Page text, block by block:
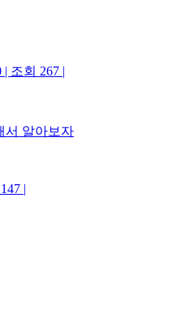
| 조회 267 |
서 알아보자
147 |